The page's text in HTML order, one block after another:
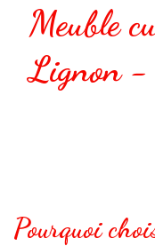
Meuble
Lignon -
Pourquoi